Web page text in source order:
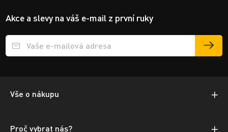
Akce a slevy na váš e-mail z první ruky
Přihlášení e-mailu k odběru
Vše o nákupu
Proč vybrat nás?